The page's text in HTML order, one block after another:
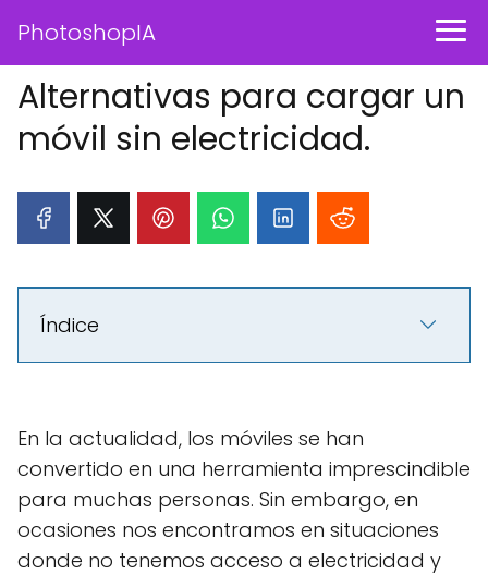
PhotoshopIA
Alternativas para cargar un
móvil sin electricidad.
Índice
En la actualidad, los móviles se han
convertido en una herramienta imprescindible
para muchas personas. Sin embargo, en
ocasiones nos encontramos en situaciones
donde no tenemos acceso a electricidad y